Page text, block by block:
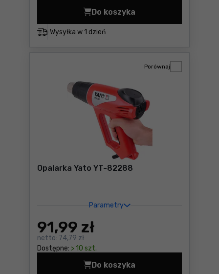
Wysyłka w 1 dzień
Do koszyka
Opalarka Tryton THL2000B
Opalarka Yato YT-82288
Parametry
91,99 zł
netto: 74,79 zł
Dostępne: > 10 szt.
Porównaj
Do koszyka
Opalarka Yato YT-82288